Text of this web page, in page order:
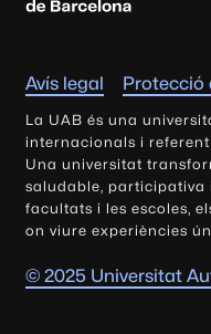
s
i
t
a
t
A
u
t
ò
Avís legal Protecció
La UAB és una
internacionals i
Una universitat
saludable, participativa
facultats i les escoles,
on viure experiències
© 2025 Universitat